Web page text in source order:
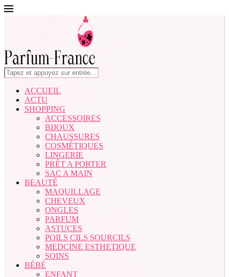
ACCUEIL
ACTU
SHOPPING
ACCESSOIRES
BIJOUX
CHAUSSURES
COSMÉTIQUES
LINGERIE
PRÊT A PORTER
SAC A MAIN
BEAUTÉ
MAQUILLAGE
CHEVEUX
ONGLES
PARFUM
ASTUCES
POILS CILS SOURCILS
MEDCINE ESTHETIQUE
SOINS
BÉBÉ
ENFANT